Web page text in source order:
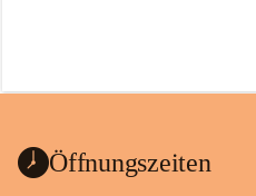
Öffnungszeiten